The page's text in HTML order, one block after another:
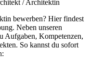
/ Architektin
bewerben? Hier findest
Neben unseren
Aufgaben, Kompetenzen,
So kannst du sofort